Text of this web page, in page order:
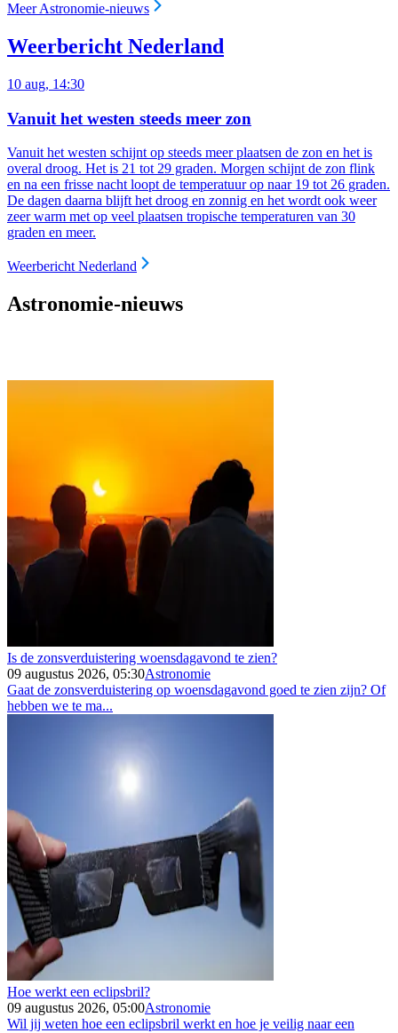
Meer Astronomie-nieuws
Weerbericht Nederland
10 aug, 14:30
Vanuit het westen steeds meer zon
Vanuit het westen schijnt op steeds meer plaatsen de zon en het is
overal droog. Het is 21 tot 29 graden. Morgen schijnt de zon flink
en na een frisse nacht loopt de temperatuur op naar 19 tot 26 graden.
De dagen daarna blijft het droog en zonnig en het wordt ook weer
zeer warm met op veel plaatsen tropische temperaturen van 30
graden en meer.
Weerbericht Nederland
Astronomie-nieuws
Is de zonsverduistering woensdagavond te zien?
09 augustus 2026, 05:30Astronomie
Gaat de zonsverduistering op woensdagavond goed te zien zijn? Of
hebben we te ma...
Hoe werkt een eclipsbril?
09 augustus 2026, 05:00Astronomie
Wil jij weten hoe een eclipsbril werkt en hoe je veilig naar een